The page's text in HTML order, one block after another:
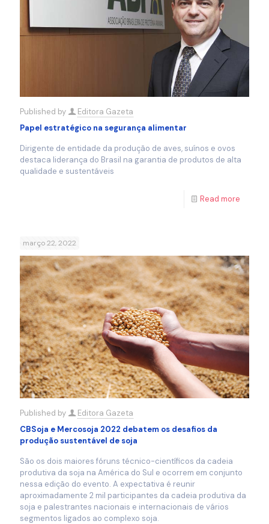
Published by
Editora Gazeta
Papel estratégico na segurança alimentar
Dirigente de entidade da produção de aves, suínos e ovos
destaca liderança do Brasil na garantia de produtos de alta
qualidade e sustentáveis
Read more
março 22, 2022
Published by
Editora Gazeta
CBSoja e Mercosoja 2022 debatem os desafios da
produção sustentável de soja
São os dois maiores fóruns técnico-científicos da cadeia
produtiva da soja na América do Sul e ocorrem em conjunto
nessa edição do evento. A expectativa é reunir
aproximadamente 2 mil participantes da cadeia produtiva da
soja e palestrantes nacionais e internacionais de vários
segmentos ligados ao complexo soja.